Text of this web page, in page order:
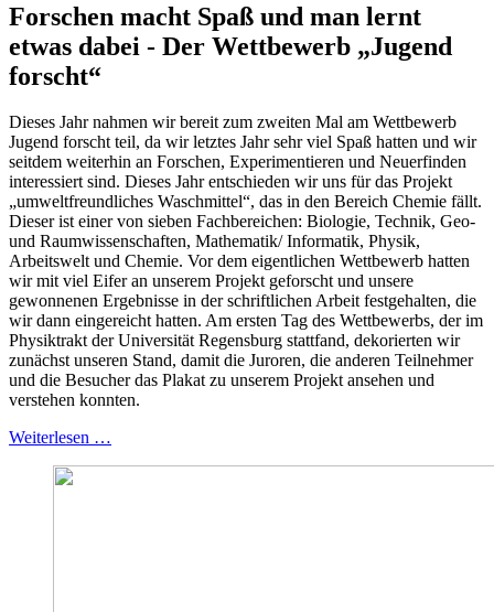
Forschen macht Spaß und man lernt
etwas dabei - Der Wettbewerb „Jugend
forscht“
Dieses Jahr nahmen wir bereit zum zweiten Mal am Wettbewerb
Jugend forscht teil, da wir letztes Jahr sehr viel Spaß hatten und wir
seitdem weiterhin an Forschen, Experimentieren und Neuerfinden
interessiert sind. Dieses Jahr entschieden wir uns für das Projekt
„umweltfreundliches Waschmittel“, das in den Bereich Chemie fällt.
Dieser ist einer von sieben Fachbereichen: Biologie, Technik, Geo-
und Raumwissenschaften, Mathematik/ Informatik, Physik,
Arbeitswelt und Chemie. Vor dem eigentlichen Wettbewerb hatten
wir mit viel Eifer an unserem Projekt geforscht und unsere
gewonnenen Ergebnisse in der schriftlichen Arbeit festgehalten, die
wir dann eingereicht hatten. Am ersten Tag des Wettbewerbs, der im
Physiktrakt der Universität Regensburg stattfand, dekorierten wir
zunächst unseren Stand, damit die Juroren, die anderen Teilnehmer
und die Besucher das Plakat zu unserem Projekt ansehen und
verstehen konnten.
Weiterlesen …